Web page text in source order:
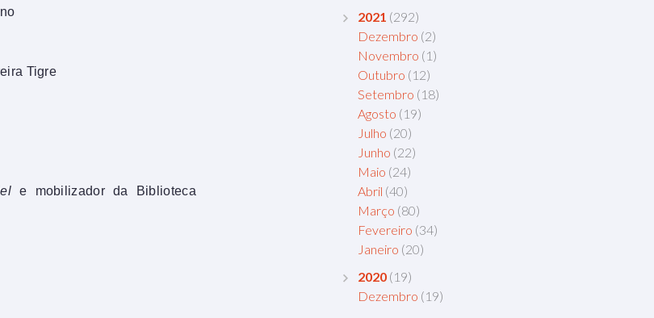
Tigre
e mobilizador da Biblioteca
2021 (292)
Dezembro (2)
Novembro (1)
Outubro (12)
Setembro (18)
Agosto (19)
Julho (20)
Junho (22)
Maio (24)
Abril (40)
Março (80)
Fevereiro (34)
Janeiro (20)
2020 (19)
Dezembro (19)